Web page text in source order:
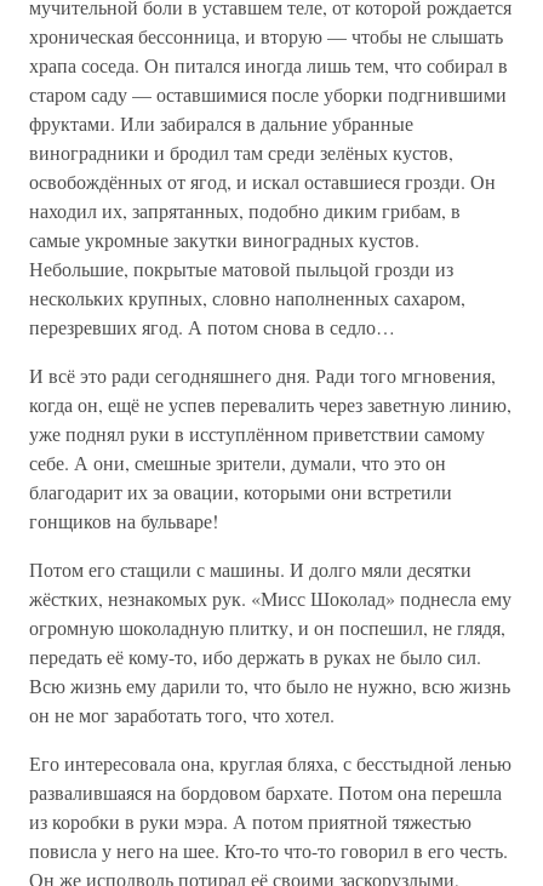
мучительной боли в уставшем теле, от которой рождается
хроническая бессонница, и вторую — чтобы не слышать
храпа соседа. Он питался иногда лишь тем, что собирал в
старом саду — оставшимися после уборки подгнившими
фруктами. Или забирался в дальние убранные
виноградники и бродил там среди зелёных кустов,
освобождённых от ягод, и искал оставшиеся грозди. Он
находил их, запрятанных, подобно диким грибам, в
самые укромные закутки виноградных кустов.
Небольшие, покрытые матовой пыльцой грозди из
нескольких крупных, словно наполненных сахаром,
перезревших ягод. А потом снова в седло…
И всё это ради сегодняшнего дня. Ради того мгновения,
когда он, ещё не успев перевалить через заветную линию,
уже поднял руки в исступлённом приветствии самому
себе. А они, смешные зрители, думали, что это он
благодарит их за овации, которыми они встретили
гонщиков на бульваре!
Потом его стащили с машины. И долго мяли десятки
жёстких, незнакомых рук. «Мисс Шоколад» поднесла ему
огромную шоколадную плитку, и он поспешил, не глядя,
передать её кому-то, ибо держать в руках не было сил.
Всю жизнь ему дарили то, что было не нужно, всю жизнь
он не мог заработать того, что хотел.
Его интересовала она, круглая бляха, с бесстыдной ленью
развалившаяся на бордовом бархате. Потом она перешла
из коробки в руки мэра. А потом приятной тяжестью
повисла у него на шее. Кто-то что-то говорил в его честь.
Он же исподволь потирал её своими заскорузлыми,